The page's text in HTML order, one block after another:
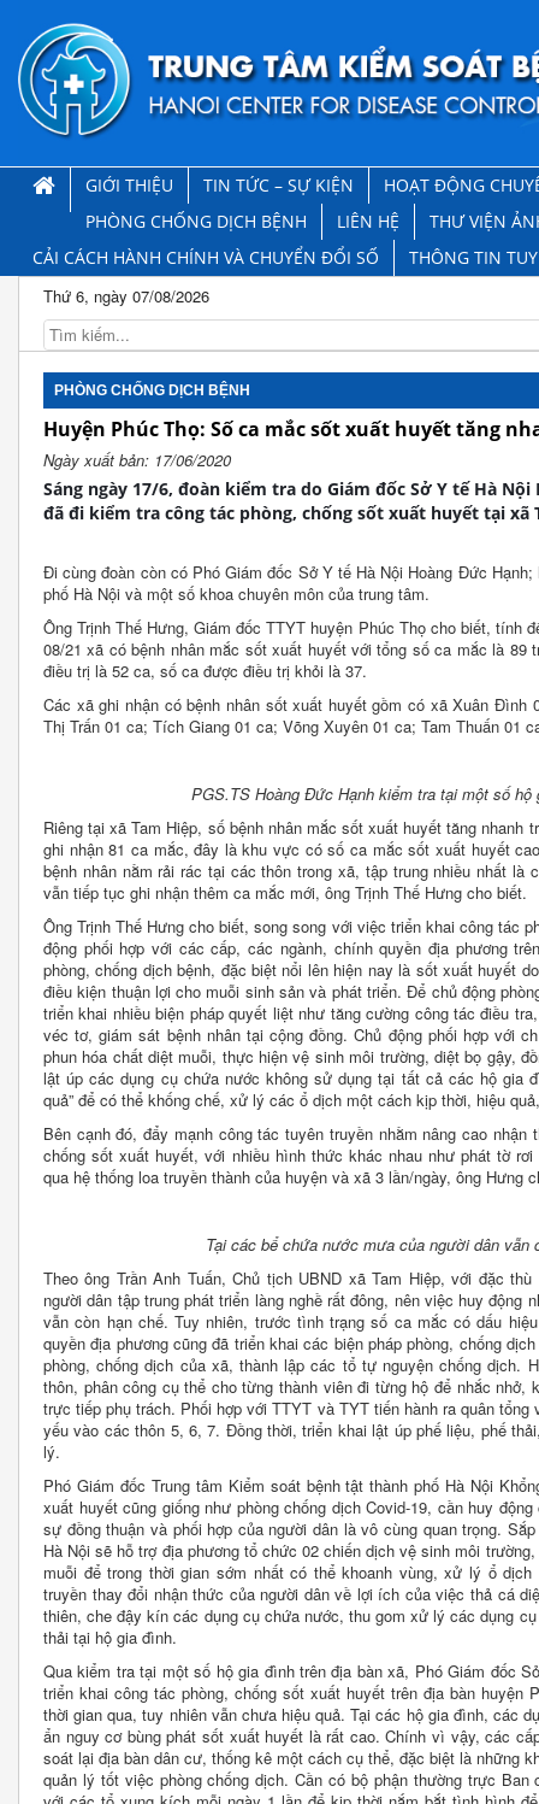
GIỚI THIỆU TIN TỨC – SỰ KIỆN
HOẠT ĐỘNG
PHÒNG CHỐNG DỊCH BỆNH
LIÊN HỆ
THƯ VIỆN
CẢI CÁCH HÀNH CHÍNH VÀ CHUYỂN ĐỔI SỐ
THÔNG TIN
Thứ 6, ngày 07/08/2026
PHÒNG CHỐNG DỊCH BỆNH
Huyện Phúc Thọ: Số ca mắc sốt xuất huyết tăng
Ngày xuất bản: 17/06/2020
Sáng ngày 17/6, đoàn kiểm tra do Giám đốc Sở Y tế Hà
đã đi kiểm tra công tác phòng, chống sốt xuất huyết tại xã
Đi cùng đoàn còn có Phó Giám đốc Sở Y tế Hà Nội Hoàng Đức
phố Hà Nội và một số khoa chuyên môn của trung tâm.
Ông Trịnh Thế Hưng, Giám đốc TTYT huyện Phúc Thọ cho biết, tính
08/21 xã có bệnh nhân mắc sốt xuất huyết với tổng số ca mắc là 89
điều trị là 52 ca, số ca được điều trị khỏi là 37.
Các xã ghi nhận có bệnh nhân sốt xuất huyết gồm có xã Xuân Đình
Thị Trấn 01 ca; Tích Giang 01 ca; Võng Xuyên 01 ca; Tam Thuấn 01
PGS.TS Hoàng Đức Hạnh kiểm tra tại một số hộ
Riêng tại xã Tam Hiệp, số bệnh nhân mắc sốt xuất huyết tăng nhanh
ghi nhận 81 ca mắc, đây là khu vực có số ca mắc sốt xuất huyết
bệnh nhân nằm rải rác tại các thôn trong xã, tập trung nhiều nhất là
vẫn tiếp tục ghi nhận thêm ca mắc mới, ông Trịnh Thế Hưng cho biết.
Ông Trịnh Thế Hưng cho biết, song song với việc triển khai công tác
động phối hợp với các cấp, các ngành, chính quyền địa phương
phòng, chống dịch bệnh, đặc biệt nổi lên hiện nay là sốt xuất huyết
điều kiện thuận lợi cho muỗi sinh sản và phát triển. Để chủ động
triển khai nhiều biện pháp quyết liệt như tăng cường công tác điều
véc tơ, giám sát bệnh nhân tại cộng đồng. Chủ động phối hợp với
phun hóa chất diệt muỗi, thực hiện vệ sinh môi trường, diệt bọ gậy,
lật úp các dụng cụ chứa nước không sử dụng tại tất cả các hộ gia
quả” để có thể khống chế, xử lý các ổ dịch một cách kịp thời, hiệu
Bên cạnh đó, đẩy mạnh công tác tuyên truyền nhằm nâng cao
chống sốt xuất huyết, với nhiều hình thức khác nhau như phát tờ
qua hệ thống loa truyền thành của huyện và xã 3 lần/ngày, ông Hưng
Tại các bể chứa nước mưa của người dân vẫn
Theo ông Trần Anh Tuấn, Chủ tịch UBND xã Tam Hiệp, với đặc
người dân tập trung phát triển làng nghề rất đông, nên việc huy động
vẫn còn hạn chế. Tuy nhiên, trước tình trạng số ca mắc có dấu
quyền địa phương cũng đã triển khai các biện pháp phòng, chống
phòng, chống dịch của xã, thành lập các tổ tự nguyện chống dịch.
thôn, phân công cụ thể cho từng thành viên đi từng hộ để nhắc
trực tiếp phụ trách. Phối hợp với TTYT và TYT tiến hành ra quân
yếu vào các thôn 5, 6, 7. Đồng thời, triển khai lật úp phế liệu, phế
lý.
Phó Giám đốc Trung tâm Kiểm soát bệnh tật thành phố Hà Nội
xuất huyết cũng giống như phòng chống dịch Covid-19, cần huy
sự đồng thuận và phối hợp của người dân là vô cùng quan trọng.
Hà Nội sẽ hỗ trợ địa phương tổ chức 02 chiến dịch vệ sinh môi
muỗi để trong thời gian sớm nhất có thể khoanh vùng, xử lý ổ
truyền thay đổi nhận thức của người dân về lợi ích của việc thả cá
thiên, che đậy kín các dụng cụ chứa nước, thu gom xử lý các dụng
thải tại hộ gia đình.
Qua kiểm tra tại một số hộ gia đình trên địa bàn xã, Phó Giám đốc
triển khai công tác phòng, chống sốt xuất huyết trên địa bàn huyện
thời gian qua, tuy nhiên vẫn chưa hiệu quả. Tại các hộ gia đình, các
ẩn nguy cơ bùng phát sốt xuất huyết là rất cao. Chính vì vậy, các
soát lại địa bàn dân cư, thống kê một cách cụ thể, đặc biệt là những
quản lý tốt việc phòng chống dịch. Cần có bộ phận thường trực